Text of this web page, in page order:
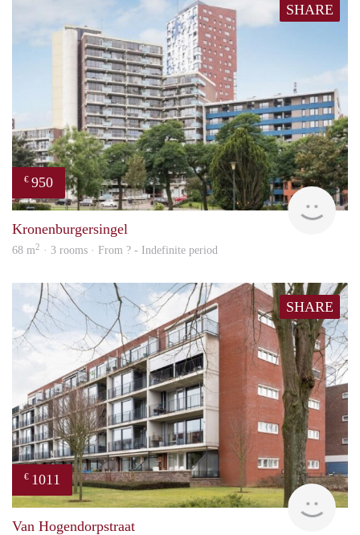
SHARE
€ 950
rent
Kronenburgersingel
68 m2 · 3 rooms · From ? - Indefinite period
SHARE
€ 1011
Van Hogendorpstraat